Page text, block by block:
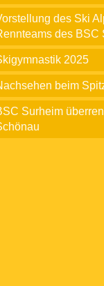
des Ski
des BSC
2025
beim
Surheim